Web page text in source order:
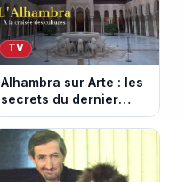
TV
Alhambra sur Arte : les
secrets du dernier
sultanat musulman
d’Espagne